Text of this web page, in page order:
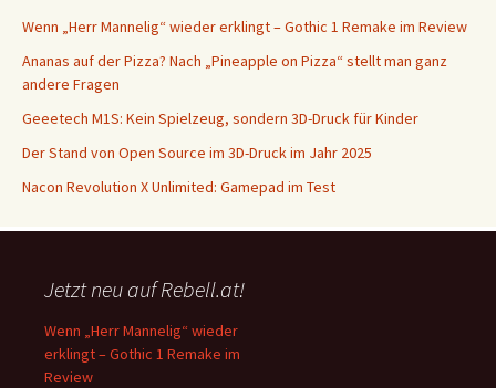
Wenn „Herr Mannelig“ wieder erklingt – Gothic 1 Remake im Review
Ananas auf der Pizza? Nach „Pineapple on Pizza“ stellt man ganz
andere Fragen
Geeetech M1S: Kein Spielzeug, sondern 3D-Druck für Kinder
Der Stand von Open Source im 3D-Druck im Jahr 2025
Nacon Revolution X Unlimited: Gamepad im Test
Jetzt neu auf Rebell.at!
Wenn „Herr Mannelig“ wieder
erklingt – Gothic 1 Remake im
Review